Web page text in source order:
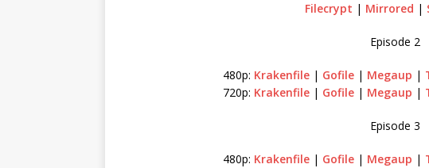
Filecrypt | Mirrored |
Episode 2
480p: Krakenfile | Gofile | Megaup |
720p: Krakenfile | Gofile | Megaup |
Episode 3
480p: Krakenfile | Gofile | Megaup |